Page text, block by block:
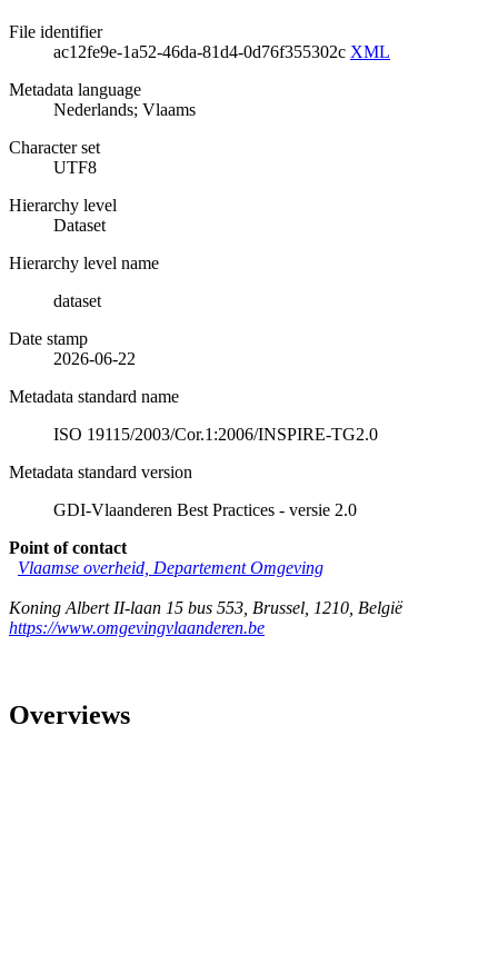
File identifier
ac12fe9e-1a52-46da-81d4-0d76f355302c XML
Metadata language
Nederlands; Vlaams
Character set
UTF8
Hierarchy level
Dataset
Hierarchy level name
dataset
Date stamp
2026-06-22
Metadata standard name
ISO 19115/2003/Cor.1:2006/INSPIRE-TG2.0
Metadata standard version
GDI-Vlaanderen Best Practices - versie 2.0
Point of contact
Vlaamse overheid, Departement Omgeving
Koning Albert II-laan 15 bus 553 Brussel 1210 België
https://www.omgevingvlaanderen.be
Overviews